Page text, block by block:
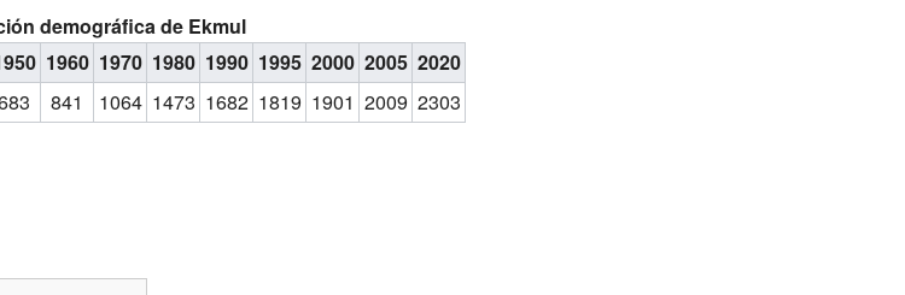
demográfica de Ekmul
1960 1970 1980 1990 1995 2000 2005 2020
841 1064 1473 1682 1819 1901 2009 2303